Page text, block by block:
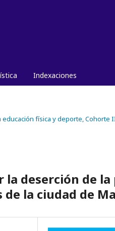
Indexaciones
educación física y deporte, Cohorte
deserción de la
la ciudad de